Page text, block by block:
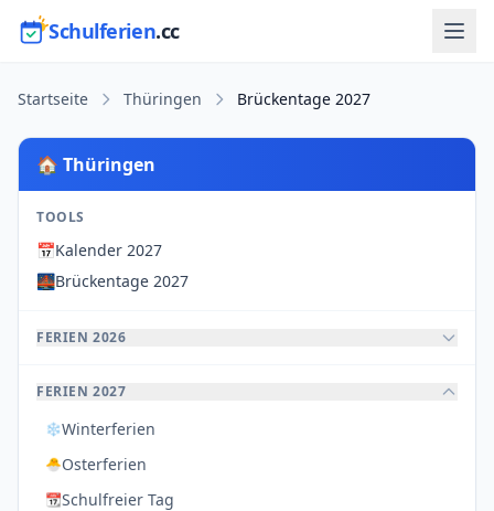
Schulferien.cc
Startseite Thüringen Brückentage 2027
🏠 Thüringen
TOOLS
📅Kalender 2027
🌉Brückentage 2027
FERIEN 2026
FERIEN 2027
❄️Winterferien
🐣Osterferien
📆Schulfreier Tag